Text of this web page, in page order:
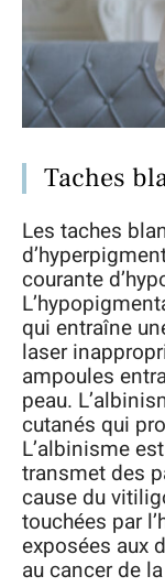
Taches
Les taches
courante
qui entraîne
laser
ampoules
peau.
cutanés qui
L’albinisme
transmet des
cause du
touchées par
exposées aux
au cancer de